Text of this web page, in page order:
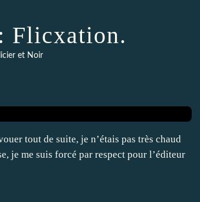
Flicxation.
et Noir
tout de suite, je n’étais pas très chaud
je me suis forcé par respect pour l’éditeur